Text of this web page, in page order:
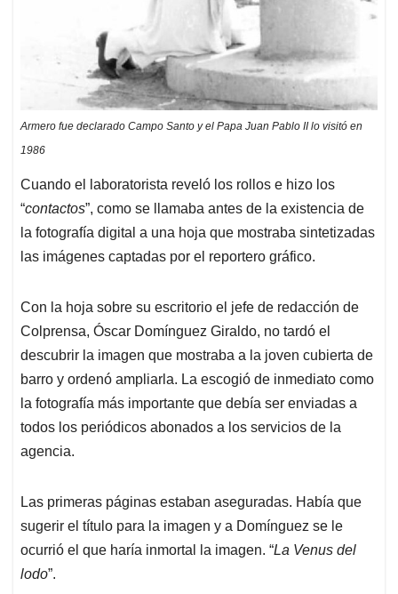
Armero fue declarado Campo Santo y el Papa Juan Pablo II lo visitó en
1986
Cuando el laboratorista reveló los rollos e hizo los
“contactos”, como se llamaba antes de la existencia de
la fotografía digital a una hoja que mostraba sintetizadas
las imágenes captadas por el reportero gráfico.
Con la hoja sobre su escritorio el jefe de redacción de
Colprensa, Óscar Domínguez Giraldo, no tardó el
descubrir la imagen que mostraba a la joven cubierta de
barro y ordenó ampliarla. La escogió de inmediato como
la fotografía más importante que debía ser enviadas a
todos los periódicos abonados a los servicios de la
agencia.
Las primeras páginas estaban aseguradas. Había que
sugerir el título para la imagen y a Domínguez se le
ocurrió el que haría inmortal la imagen. “La Venus del
lodo”.